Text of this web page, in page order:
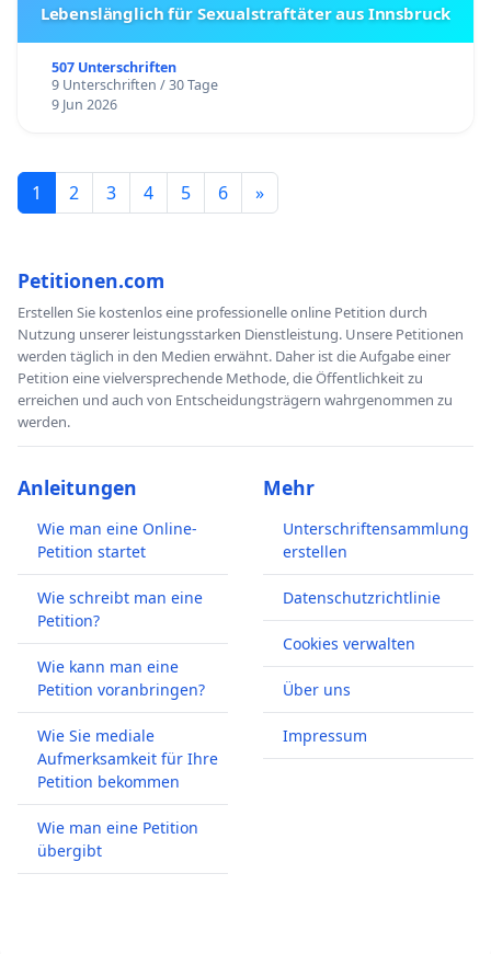
Lebenslänglich für Sexualstraftäter aus Innsbruck
507 Unterschriften
9 Unterschriften / 30 Tage
9 Jun 2026
1 2 3 4 5 6 »
Petitionen.com
Erstellen Sie kostenlos eine professionelle online Petition durch
Nutzung unserer leistungsstarken Dienstleistung. Unsere Petitionen
werden täglich in den Medien erwähnt. Daher ist die Aufgabe einer
Petition eine vielversprechende Methode, die Öffentlichkeit zu
erreichen und auch von Entscheidungsträgern wahrgenommen zu
werden.
Anleitungen
Wie man eine Online-
Petition startet
Wie schreibt man eine
Petition?
Wie kann man eine
Petition voranbringen?
Wie Sie mediale
Aufmerksamkeit für Ihre
Petition bekommen
Wie man eine Petition
übergibt
Mehr
Unterschriftensammlung
erstellen
Datenschutzrichtlinie
Cookies verwalten
Über uns
Impressum